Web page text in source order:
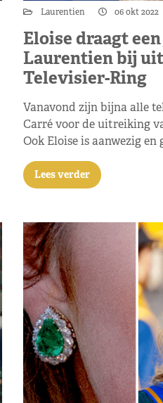
Laurentien 06 okt 2022
Eloise draagt
Laurentien bij
Televisier-Ring
Vanavond zijn bijna alle
Carré voor de uitreiking
Ook Eloise is aanwezig
Lees verder